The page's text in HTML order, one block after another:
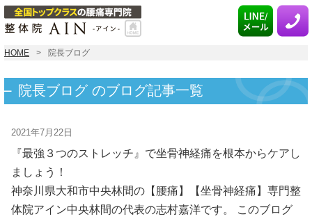
HOME 院長ブログ
院長ブログ のブログ記事一覧
2021年7月22日
『最強３つのストレッチ』で坐骨神経痛を根本からケアし
ましょう！
神奈川県大和市中央林間の【腰痛】【坐骨神経痛】専門整
体院アイン中央林間の代表の志村嘉洋です。 このブログ